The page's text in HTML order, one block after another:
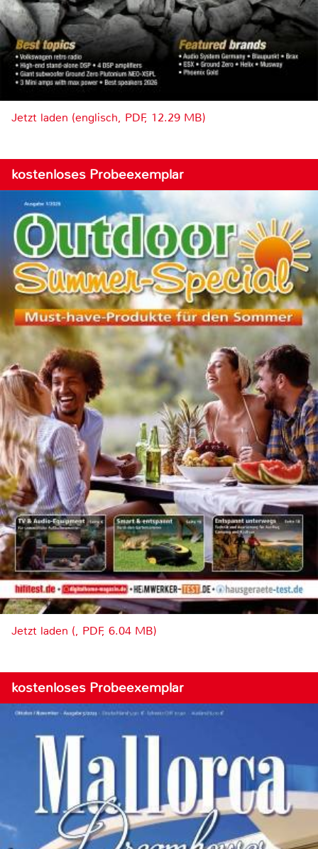
Jetzt laden (englisch, PDF, 12.29 MB)
kostenloses Probeexemplar
Jetzt laden (, PDF, 6.04 MB)
kostenloses Probeexemplar